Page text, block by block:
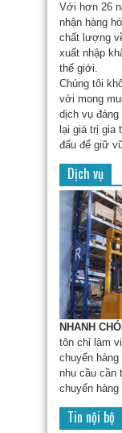
Với hơn 26
nhận hàng
chất lượng
xuất nhập
thế giới.
Chúng tôi
với mong
dịch vụ
lại giá trị gia
đấu để giữ
Dịch vụ
NHANH
tôn chỉ làm
chuyển
nhu cầu cần
chuyển
Tin nội bộ